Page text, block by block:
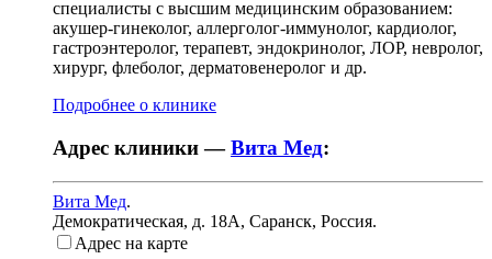
специалисты с высшим медицинским образованием:
акушер-гинеколог, аллерголог-иммунолог, кардиолог,
гастроэнтеролог, терапевт, эндокринолог, ЛОР, невролог,
хирург, флеболог, дерматовенеролог и др.
Подробнее о клинике
Адрес клиники —Вита Мед:
Вита Мед.
Демократическая, д. 18А, Саранск, Россия.
Адрес на карте